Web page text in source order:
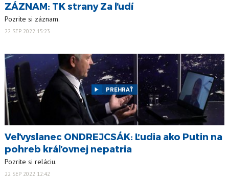
ZÁZNAM: TK strany Za ľudí
Pozrite si záznam.
22 SEP 2022 15:23
PREHRAŤ
Veľvyslanec ONDREJCSÁK: Ľudia ako Putin na
pohreb kráľovnej nepatria
Pozrite si reláciu.
22 SEP 2022 12:42